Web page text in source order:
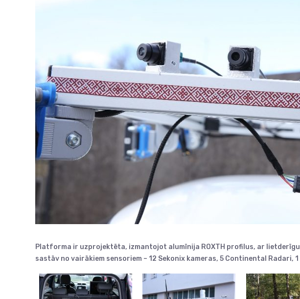
Platforma ir uzprojektēta, izmantojot alumīnija ROXTH profilus, ar
sastāv no vairākiem sensoriem – 12 Sekonix kameras, 5 Continental Radari,